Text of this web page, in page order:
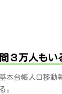
３万人もい
本台帳人口移動
。